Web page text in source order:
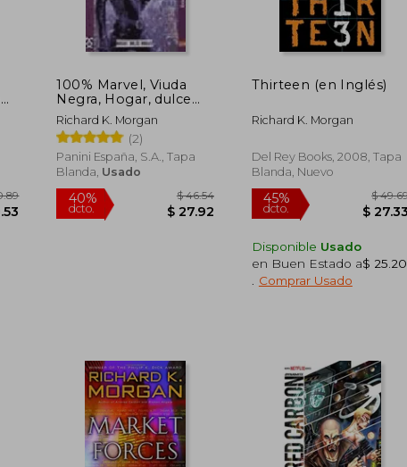
100% Marvel, Viuda
Negra, Hogar, dulce
hogar
Richard K. Morgan
(2)
Panini España, S.a., Tapa
Blanda, Usado
dcto.
Thirteen (en Inglés)
Richard K. Morgan
Del Rey Books, 2008, Tapa
Blanda, Nuevo
dcto.
Disponible Usado
en Buen Estado a$ 25.20
Comprar Usado